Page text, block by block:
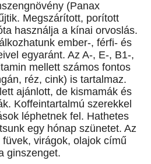
(Panax
Megszárított, porított
használja a kínai orvoslás.
ember-, férfi- és
egyaránt. Az A-, E-, B1-,
mellett számos fontos
réz, cink) is tartalmaz.
ajánlott, de kismamák és
Koffeintartalmú szerekkel
léphetnek fel. Hathetes
egy hónap szünetet. Az
virágok, olajok című
ginszenget.